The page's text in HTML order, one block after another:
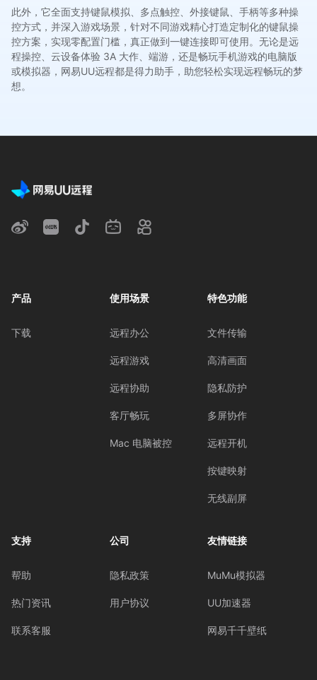
此外，它全面支持键鼠模拟、多点触控、外接键鼠、手柄等多种操
控方式，并深入游戏场景，针对不同游戏精心打造定制化的键鼠操
控方案，实现零配置门槛，真正做到一键连接即可使用。无论是远
程操控、云设备体验 3A 大作、端游，还是畅玩手机游戏的电脑版
或模拟器，网易UU远程都是得力助手，助您轻松实现远程畅玩的梦
想。
产品
下载
使用场景
远程办公
远程游戏
远程协助
客厅畅玩
Mac 电脑被控
特色功能
文件传输
高清画面
隐私防护
多屏协作
远程开机
按键映射
无线副屏
支持
帮助
热门资讯
联系客服
公司
隐私政策
用户协议
友情链接
MuMu模拟器
UU加速器
网易千千壁纸